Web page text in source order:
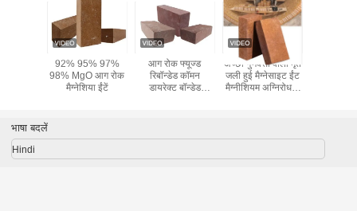
92% 95% 97%
98% MgO आग रोक
मैग्नेशिया ईंटें
आग रोक फ्यूज्ड
रिबॉन्डेड कॉमन
डायरेक्ट बॉन्डेड
अच्छी गुणवत्ता वाली मृत
जली हुई मैग्नेसाइट ईंट
मैग्नीशियम अग्निरोधक
भाषा बदलें
Hindi